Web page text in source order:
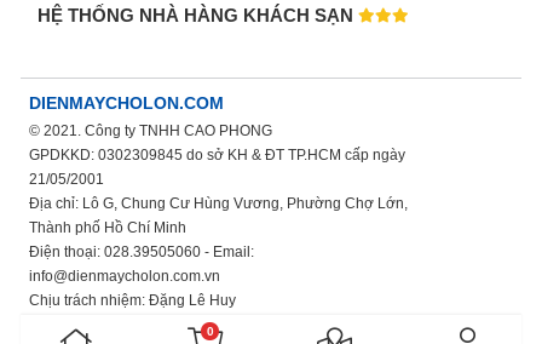
HỆ THỐNG NHÀ HÀNG KHÁCH SẠN
DIENMAYCHOLON.COM
© 2021. Công ty TNHH CAO PHONG
GPDKKD: 0302309845 do sở KH & ĐT TP.HCM cấp ngày
21/05/2001
Địa chỉ: Lô G, Chung Cư Hùng Vương, Phường Chợ Lớn,
Thành phố Hồ Chí Minh
Điện thoại: 028.39505060 - Email:
info@dienmaycholon.com.vn
Chịu trách nhiệm: Đặng Lê Huy
Xem thêm chính sách bảo mật thông tin
0